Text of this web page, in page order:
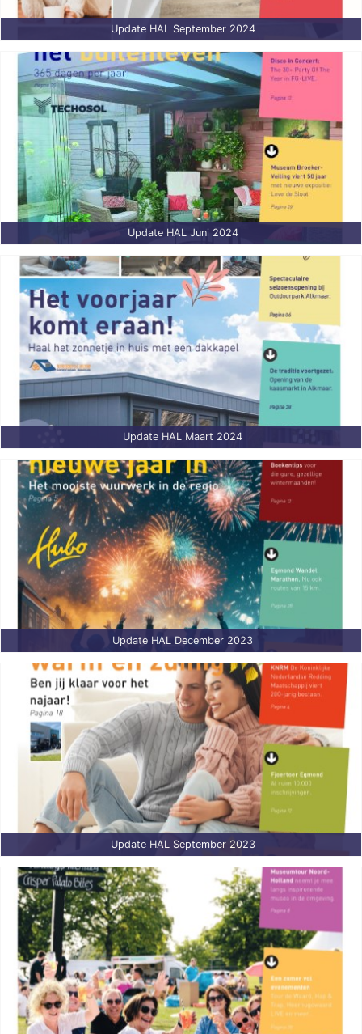
Update HAL September 2024
Update HAL Juni 2024
Update HAL Maart 2024
Update HAL December 2023
Update HAL September 2023